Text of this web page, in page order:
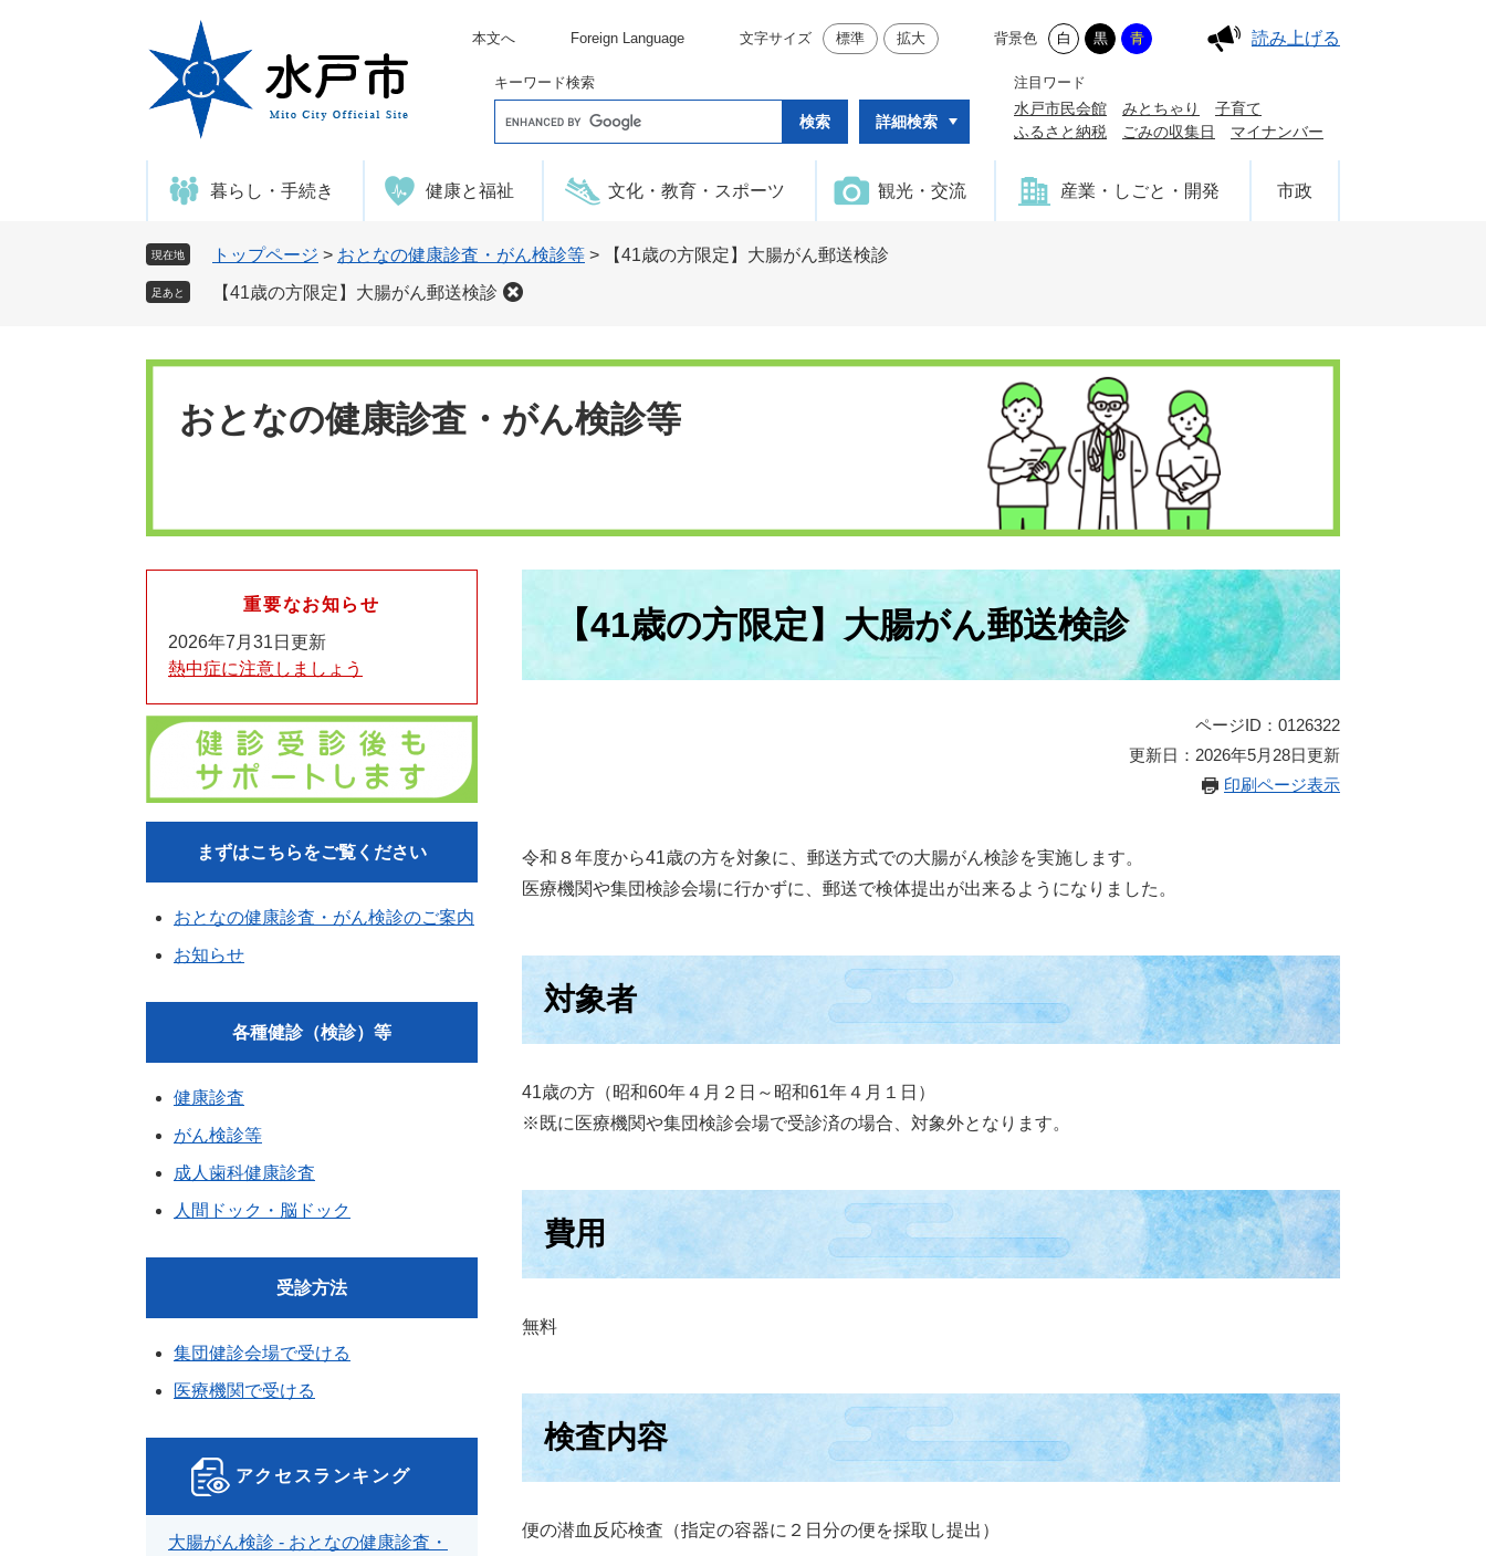
本文へ Foreign Language 文字サイズ 標準 拡大 背景色 白 黒 青 読み上げる
キーワード検索
o
e
タ
ム
検
索
詳細検索
注目ワード
水戸市民会館 みとちゃり
子育て
ふるさと納税
ごみの収集日 マイナンバー
暮らし・手続き 健康と福祉 文化・教育・スポーツ 観光・交流 産業・しごと・開発 市政
現在地 トップページ > おとなの健康診査・がん検診等 > 【41歳の方限定】大腸がん郵送検診
足あと 【41歳の方限定】大腸がん郵送検診
おとなの健康診査・がん検診等
【41歳の方限定】大腸がん郵送検診
ページID：0126322
更新日：2026年5月28日更新
印刷ページ表示
令和８年度から41歳の方を対象に、郵送方式での大腸がん検診を実施します。
医療機関や集団検診会場に行かずに、郵送で検体提出が出来るようになりました。
対象者
41歳の方（昭和60年４月２日～昭和61年４月１日）
※既に医療機関や集団検診会場で受診済の場合、対象外となります。
費用
無料
検査内容
便の潜血反応検査（指定の容器に２日分の便を採取し提出）
重要なお知らせ
2026年7月31日更新
熱中症に注意しましょう
まずはこちらをご覧ください
おとなの健康診査・がん検診のご案内
お知らせ
各種健診（検診）等
健康診査
がん検診等
成人歯科健康診査
人間ドック・脳ドック
受診方法
集団健診会場で受ける
医療機関で受ける
アクセスランキング
大腸がん検診 - おとなの健康診査・